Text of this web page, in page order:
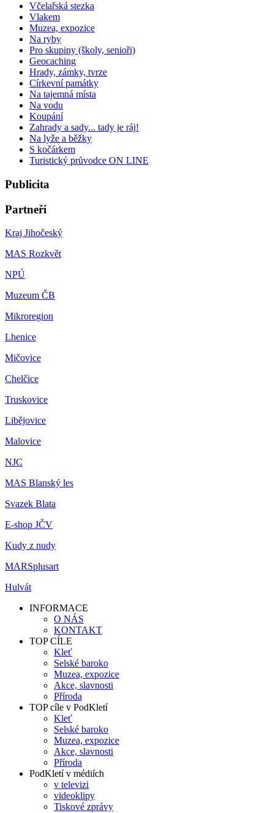
Včelařská stezka
Vlakem
Muzea, expozice
Na ryby
Pro skupiny (školy, senioři)
Geocaching
Hrady, zámky, tvrze
Církevní památky
Na tajemná místa
Na vodu
Koupání
Zahrady a sady... tady je ráj!
Na lyže a běžky
S kočárkem
Turistický průvodce ON LINE
Publicita
Partneři
Kraj Jihočeský
MAS Rozkvět
NPÚ
Muzeum ČB
Mikroregion
Lhenice
Mičovice
Chelčice
Truskovice
Libějovice
Malovice
NJC
MAS Blanský les
Svazek Blata
E-shop JČV
Kudy z nudy
MARSplusart
Hulvát
INFORMACE
O NÁS
KONTAKT
TOP CÍLE
Kleť
Selské baroko
Muzea, expozice
Akce, slavnosti
Příroda
TOP cíle v PodKletí
Kleť
Selské baroko
Muzea, expozice
Akce, slavnosti
Příroda
PodKletí v médiích
v televizi
videoklipy
Tiskové zprávy